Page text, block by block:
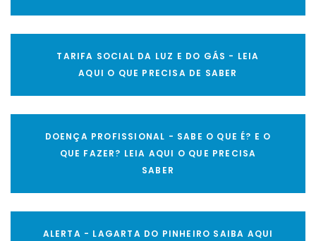
TARIFA SOCIAL DA LUZ E DO GÁS - LEIA
AQUI O QUE PRECISA DE SABER
DOENÇA PROFISSIONAL - SABE O QUE É? E O
QUE FAZER? LEIA AQUI O QUE PRECISA
SABER
ALERTA - LAGARTA DO PINHEIRO SAIBA AQUI